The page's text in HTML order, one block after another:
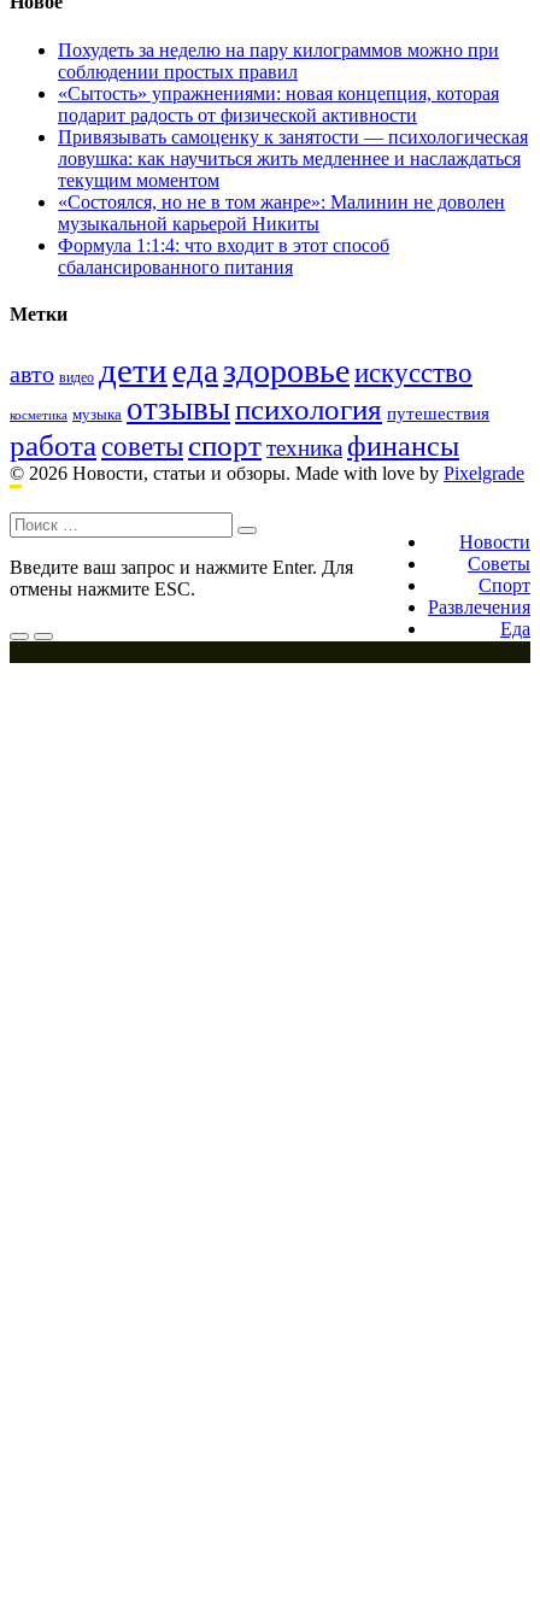
Похудеть за неделю на пару килограммов можно при
соблюдении простых правил
«Сытость» упражнениями: новая концепция, которая
подарит радость от физической активности
Привязывать самоценку к занятости — психологическая
ловушка: как научиться жить медленнее и наслаждаться
текущим моментом
«Состоялся, но не в том жанре»: Малинин не доволен
музыкальной карьерой Никиты
Формула 1:1:4: что входит в этот способ
сбалансированного питания
Метки
авто видео дети едаздоровьеискусство
косметика музыка отзывыпсихология путешествия
работа советы спорттехникафинансы
© 2026 Новости, статьи и обзоры. Made with love by Pixelgrade
navigation
Новости
Советы
Спорт
Развлечения
Еда
Поиск:
Введите ваш запрос и нажмите Enter. Для
отмены нажмите ESC.
Меню